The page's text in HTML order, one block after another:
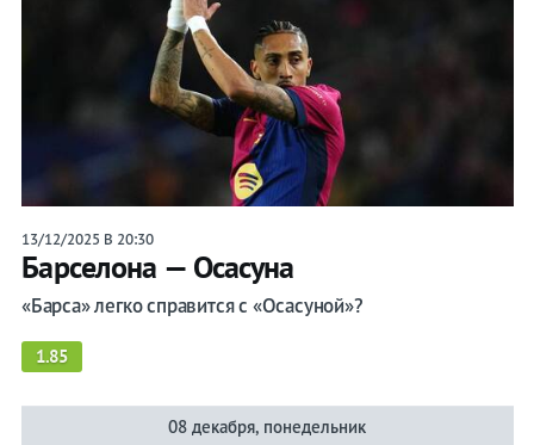
13/12/2025 В 20:30
Барселона — Осасуна
«Барса» легко справится с «Осасуной»?
1.85
08 декабря, понедельник